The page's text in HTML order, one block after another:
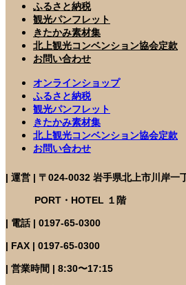
ふるさと納税
観光パンフレット
きたかみ素材集
北上観光コンベンション協会定款
お問い合わせ
オンラインショップ
ふるさと納税
観光パンフレット
きたかみ素材集
北上観光コンベンション協会定款
お問い合わせ
| 運営 | 〒024-0032 岩手県北上市川岸
PORT・HOTEL １階
| 電話 | 0197-65-0300
| FAX | 0197-65-0300
| 営業時間 | 8:30〜17:15